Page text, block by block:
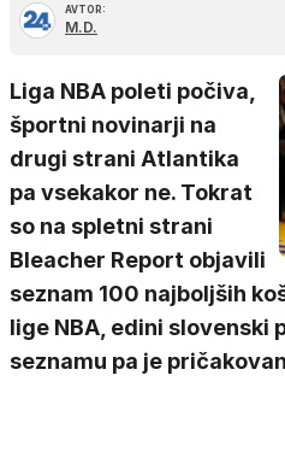
AVTOR:
M.D.
Liga NBA poleti počiva,
športni novinarji na
drugi strani Atlantika
pa vsekakor ne. Tokrat
so na spletni strani
Bleacher Report objavili
seznam 100 najboljših
lige NBA, edini slovenski
seznamu pa je